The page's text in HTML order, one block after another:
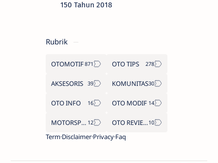
150 Tahun 2018
Rubrik
OTOMOTIF OTO TIPS
AKSESORIS KOMUNITAS
OTO INFO OTO MODIF
MOTORSPORT
OTO REVIEW
Term Disclaimer Privacy Faq